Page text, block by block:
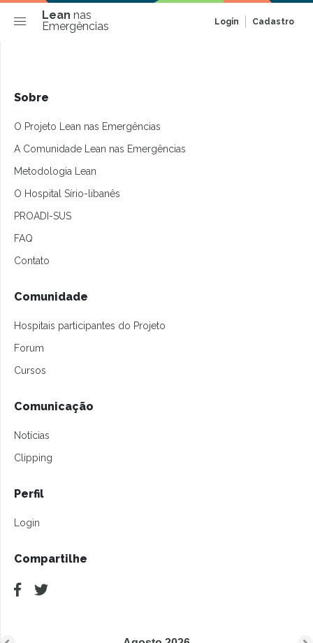
Lean nas
Emergências
Login Cadastro
Sobre
O Projeto Lean nas Emergências
A Comunidade Lean nas Emergências
Metodologia Lean
O Hospital Sírio-libanês
PROADI-SUS
FAQ
Contato
Comunidade
Hospitais participantes do Projeto
Forum
Cursos
Comunicação
Notícias
Clipping
Perfil
Login
Compartilhe